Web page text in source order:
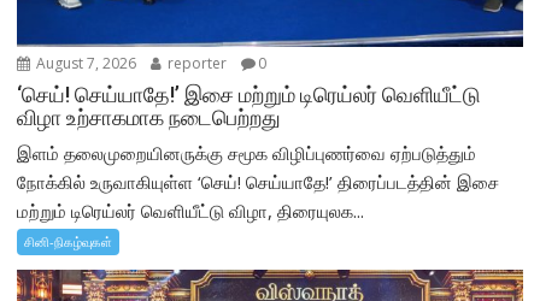
August 7, 2026 reporter 0
‘செய்! செய்யாதே!’ இசை மற்றும் டிரெய்லர் வெளியீட்டு
விழா உற்சாகமாக நடைபெற்றது
இளம் தலைமுறையினருக்கு சமூக விழிப்புணர்வை ஏற்படுத்தும்
நோக்கில் உருவாகியுள்ள ‘செய்! செய்யாதே!’ திரைப்படத்தின் இசை
மற்றும் டிரெய்லர் வெளியீட்டு விழா, திரையுலக...
சினி-நிகழ்வுகள்